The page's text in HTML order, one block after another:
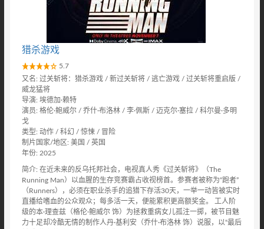
猎杀游戏
5.7
又名: 过关斩将：猎杀游戏 / 新过关斩将 / 逃亡游戏 / 过关斩将重启版 /
威龙猛将
导演: 埃德加·赖特
演员: 格伦·鲍威尔 / 乔什·布洛林 / 李·佩斯 / 迈克尔·塞拉 / 科尔曼·多明
戈
类型: 动作 / 科幻 / 惊悚 / 冒险
制片国家/地区: 美国 / 英国
年份: 2025
简介: 在近未来的反乌托邦社会，电视真人秀《过关斩将》（The
Running Man）以血腥的生存竞赛霸占收视榜首。参赛者被称为“跑者”
（Runners），必须在职业杀手的追猎下存活30天，一举一动皆被实时
直播给嗜血的公众观众；每多活一天，便能累积更高额奖金。 工人阶
级的本·理查兹（格伦·鲍威尔 饰）为拯救重病女儿孤注一掷，被节目魅
力十足却冷酷无情的制作人丹·基利安（乔什·布洛林 饰）说服，以“最后